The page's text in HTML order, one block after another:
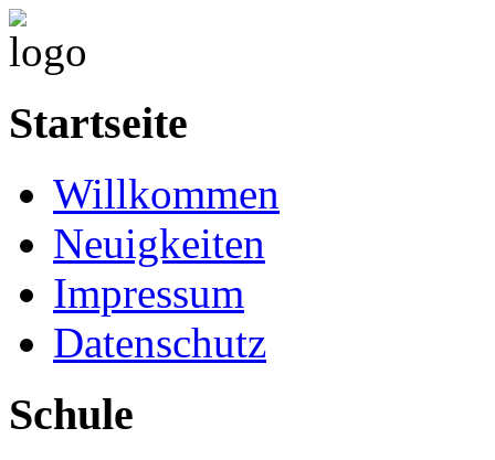
Startseite
Willkommen
Neuigkeiten
Impressum
Datenschutz
Schule